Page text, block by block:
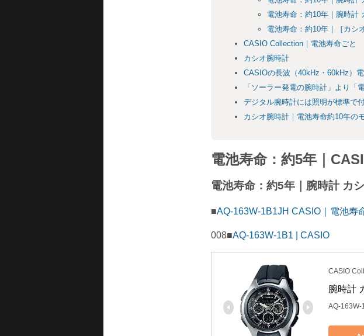
電池寿命：約10年｜腕時計
電池寿命：約10年｜［カシ
CASIO Collection｜電池寿命ごと
カシオ腕時計
CASIOの長波（40kHz・60kHz）
「ソーラー発電の腕時計」より「
デジタル腕時計には照明が標準で
カシオ腕時計｜電池寿命約10年の
電池寿命：約5年｜
電池寿命：約5年｜腕時計 カ
■AQ-163W-1B1JH CASIO｜電池寿
008■AQ-163W-1B1 | CASIO
CASIO
腕時計
AQ-163W-